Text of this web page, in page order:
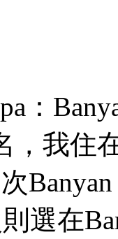
：
，我住
Banyan
則選在